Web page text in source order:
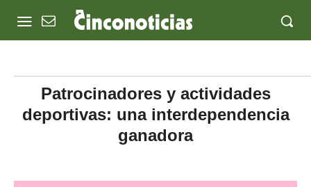
Patrocinadores y actividades
deportivas: una interdependencia
ganadora